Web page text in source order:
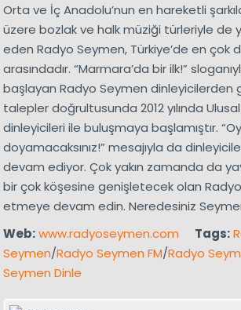
Orta ve İç Anadolu’nun en hareketli
üzere bozlak ve halk müziği türleriyle de
eden Radyo Seymen, Türkiye’de en çok
arasındadır. “Marmara’da bir ilk!”
başlayan Radyo Seymen dinleyicilerden
talepler doğrultusunda 2012 yılında
dinleyicileri ile buluşmaya başlamıştır.
doyamacaksınız!” mesajıyla da
devam ediyor. Çok yakın zamanda da
bir çok köşesine genişletecek olan
etmeye devam edin. Neredesiniz
Web:www.radyoseymen.com Tags:
Seymen/Radyo Seymen FM/Radyo
Seymen Dinle